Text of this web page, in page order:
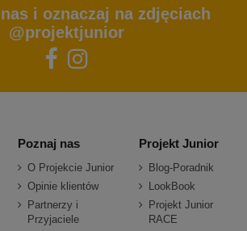
i oznaczaj na zdjęciach
@projektjunior
Poznaj nas
O Projekcie Junior
Opinie klientów
Partnerzy i
Przyjaciele
Projekt Junior
Blog-Poradnik
LookBook
Projekt Junior
RACE